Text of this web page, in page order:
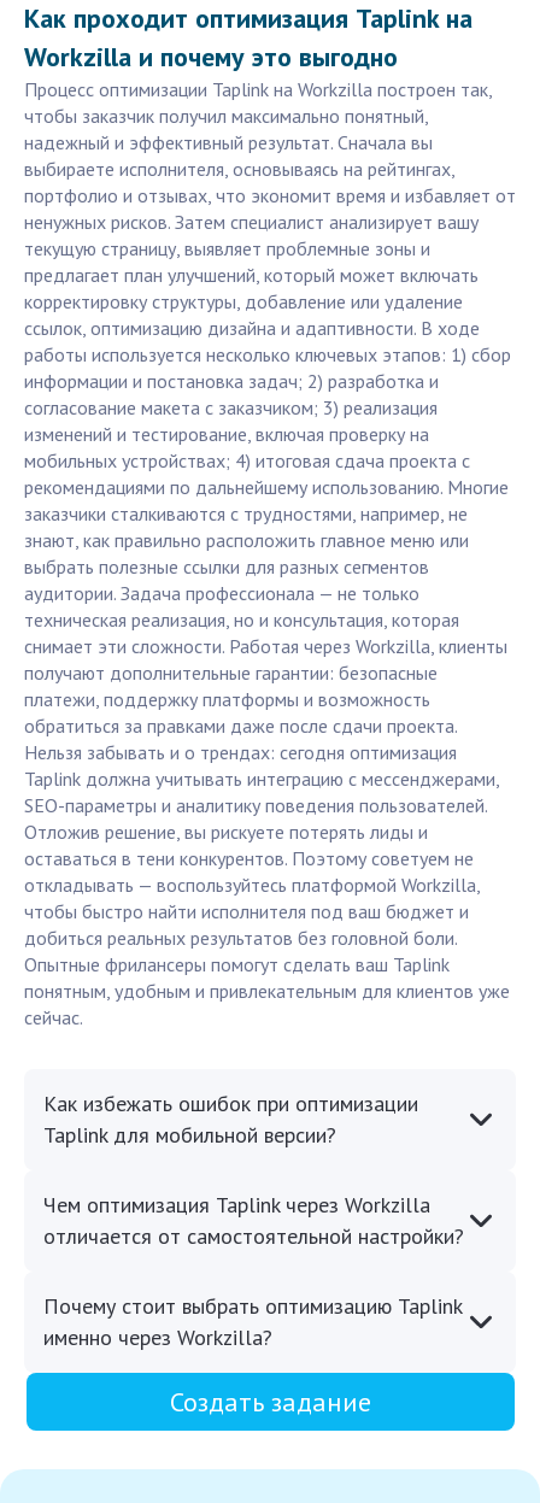
Как проходит оптимизация Taplink на
Workzilla и почему это выгодно
Процесс оптимизации Taplink на Workzilla построен так,
чтобы заказчик получил максимально понятный,
надежный и эффективный результат. Сначала вы
выбираете исполнителя, основываясь на рейтингах,
портфолио и отзывах, что экономит время и избавляет от
ненужных рисков. Затем специалист анализирует вашу
текущую страницу, выявляет проблемные зоны и
предлагает план улучшений, который может включать
корректировку структуры, добавление или удаление
ссылок, оптимизацию дизайна и адаптивности. В ходе
работы используется несколько ключевых этапов: 1) сбор
информации и постановка задач; 2) разработка и
согласование макета с заказчиком; 3) реализация
изменений и тестирование, включая проверку на
мобильных устройствах; 4) итоговая сдача проекта с
рекомендациями по дальнейшему использованию. Многие
заказчики сталкиваются с трудностями, например, не
знают, как правильно расположить главное меню или
выбрать полезные ссылки для разных сегментов
аудитории. Задача профессионала — не только
техническая реализация, но и консультация, которая
снимает эти сложности. Работая через Workzilla, клиенты
получают дополнительные гарантии: безопасные
платежи, поддержку платформы и возможность
обратиться за правками даже после сдачи проекта.
Нельзя забывать и о трендах: сегодня оптимизация
Taplink должна учитывать интеграцию с мессенджерами,
SEO-параметры и аналитику поведения пользователей.
Отложив решение, вы рискуете потерять лиды и
оставаться в тени конкурентов. Поэтому советуем не
откладывать — воспользуйтесь платформой Workzilla,
чтобы быстро найти исполнителя под ваш бюджет и
добиться реальных результатов без головной боли.
Опытные фрилансеры помогут сделать ваш Taplink
понятным, удобным и привлекательным для клиентов уже
сейчас.
Как избежать ошибок при оптимизации
Taplink для мобильной версии?
Чем оптимизация Taplink через Workzilla
отличается от самостоятельной настройки?
Почему стоит выбрать оптимизацию Taplink
именно через Workzilla?
Создать задание